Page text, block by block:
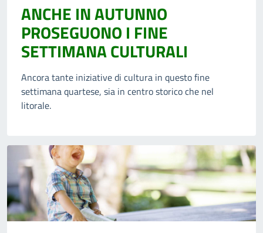
ANCHE IN AUTUNNO
PROSEGUONO I FINE
SETTIMANA CULTURALI
Ancora tante iniziative di cultura in questo fine
settimana quartese, sia in centro storico che nel
litorale.